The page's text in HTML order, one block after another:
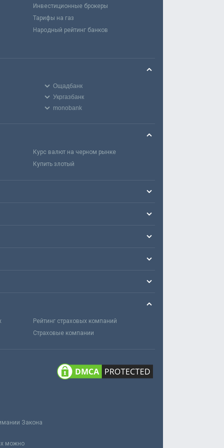
Инвестиционные брокеры
Тарифы на газ
Народный рейтинг банков
Ощадбанк
Укргазбанк
monobank
Курс валют на черном рынке
Купить злотый
Рейтинг страховых компаний
Страховые компании
Закона
можно